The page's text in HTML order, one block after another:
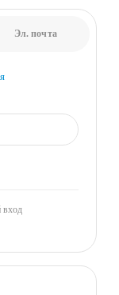
Эл. почта
вход